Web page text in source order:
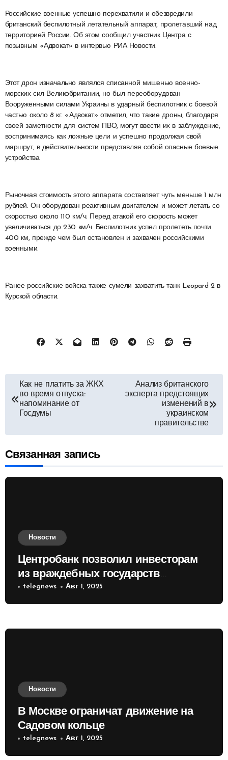
Российские военные успешно перехватили и обезвредили
британский беспилотный летательный аппарат, пролетавший над
территорией России. Об этом сообщил участник Центра с
позывным «Адвокат» в интервью РИА Новости.
Этот дрон изначально являлся списанной мишенью военно-
морских сил Великобритании, но был переоборудован
Вооруженными силами Украины в ударный беспилотник с боевой
частью около 8 кг. «Адвокат» отметил, что такие дроны, благодаря
своей заметности для систем ПВО, могут ввести их в заблуждение,
воспринимаясь как ложные цели и успешно продолжая свой
маршрут, в действительности представляя собой опасные боевые
устройства.
Рыночная стоимость этого аппарата составляет чуть меньше 1 млн
рублей. Он оборудован реактивным двигателем и может летать со
скоростью около 110 км/ч. Перед атакой его скорость может
увеличиваться до 230 км/ч. Беспилотник успел пролететь почти
400 км, прежде чем был остановлен и захвачен российскими
военными.
Ранее российские войска также сумели захватить танк Leopard 2 в
Курской области.
Навигация
по
Как не платить за ЖКХ
во время отпуска:
напоминание от
Госдумы
Анализ британского
эксперта предстоящих
изменений в
украинском
правительстве
Связанная запись
Новости
Центробанк позволил инвесторам
из враждебных государств
приобретать валюту
telegnews Авг 1, 2025
Новости
В Москве ограничат движение на
Садовом кольце
telegnews Авг 1, 2025